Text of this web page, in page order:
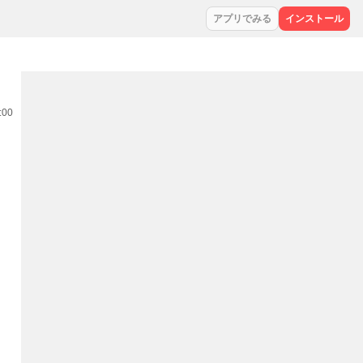
アプリでみる インストール